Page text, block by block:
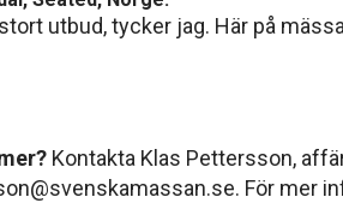
utbud, tycker jag. Här på
Kontakta Klas Pettersson,
. För mer